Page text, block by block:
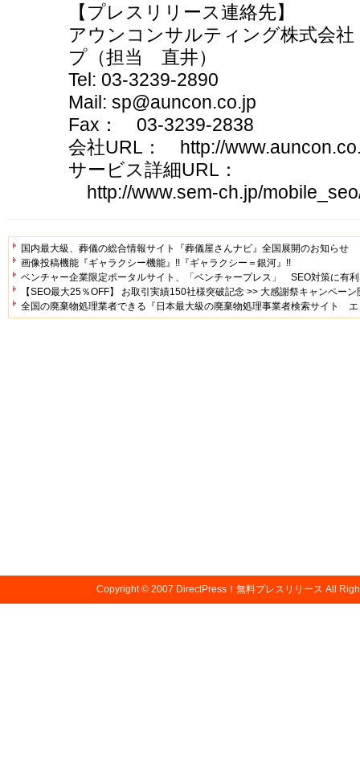
【プレスリリース連絡先】
アウンコンサルティング株式会
プ（担当 直井）
Tel: 03-3239-2890
Mail: sp@auncon.co.jp
Fax： 03-3239-2838
会社URL： http://
サービス詳細URL：
http://www.sem-ch.jp/
国内最大級、葬儀の総合情報サイト『葬儀屋さんナビ』全国展開のお知らせ
画像投稿機能『ギャラクシー機能』!!『ギャラクシー＝銀河』!!
ベンチャー企業限定ポータルサイト、「ベンチャープレス」 SEO対策に有
【SEO最大25％OFF】 お取引実績150社様突破記念 >> 大感謝祭キャンペーン
全国の廃棄物処理業者できる『日本最大級の廃棄物処理事業者検索サイト
Copyright © 2007 DirectPress！無料プレスリリース All